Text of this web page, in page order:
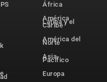
África
América
Latina y el
Caribe
América del
Norte
Asia-
Pacífico
Europa